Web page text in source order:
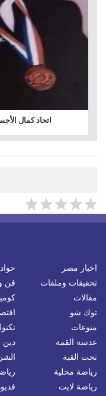
اتحاد كمال
اخبار مصر
تحقيقات وملفات
فن
مقالات
توك شو
منوعات
عدسة القمة
دين
تحت القبة
رياضة محلية
رياضة لايت